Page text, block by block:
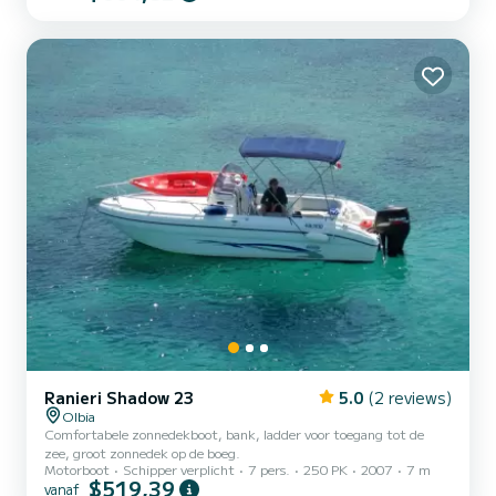
afgemeerd aan de kade), een grote koelkast, een koelbox en een
tweepit...
Ranieri Shadow 23 5.0 (2 reviews)
Olbia
Comfortabele zonnedekboot, bank, ladder voor toegang tot de
zee, groot zonnedek op de boeg.
Motorboot
Schipper verplicht 7 pers. 250 PK 2007 7 m
vanaf $519,39